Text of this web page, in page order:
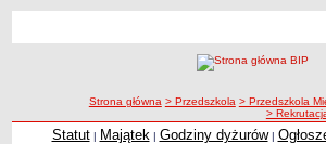
Zespoły Szkół
ścieżka nawigacji
Strona główna > Przedszkola > Przedszkola
>
Statut| Majątek | Godziny dyżurów|